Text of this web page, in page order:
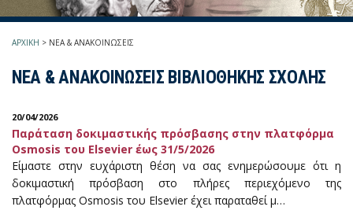
ΑΡΧΙΚΗ > ΝΕΑ & ΑΝΑΚΟΙΝΩΣΕΙΣ
ΝΕΑ & ΑΝΑΚΟΙΝΩΣΕΙΣ ΒΙΒΛΙΟΘΗΚΗΣ ΣΧΟΛΗΣ
20/04/2026
Παράταση δοκιμαστικής πρόσβασης στην πλατφόρμα
Osmosis του Elsevier έως 31/5/2026
Είμαστε στην ευχάριστη θέση να σας ενημερώσουμε ότι η
δοκιμαστική πρόσβαση στο πλήρες περιεχόμενο της
πλατφόρμας Osmosis του Elsevier έχει παραταθεί μ…